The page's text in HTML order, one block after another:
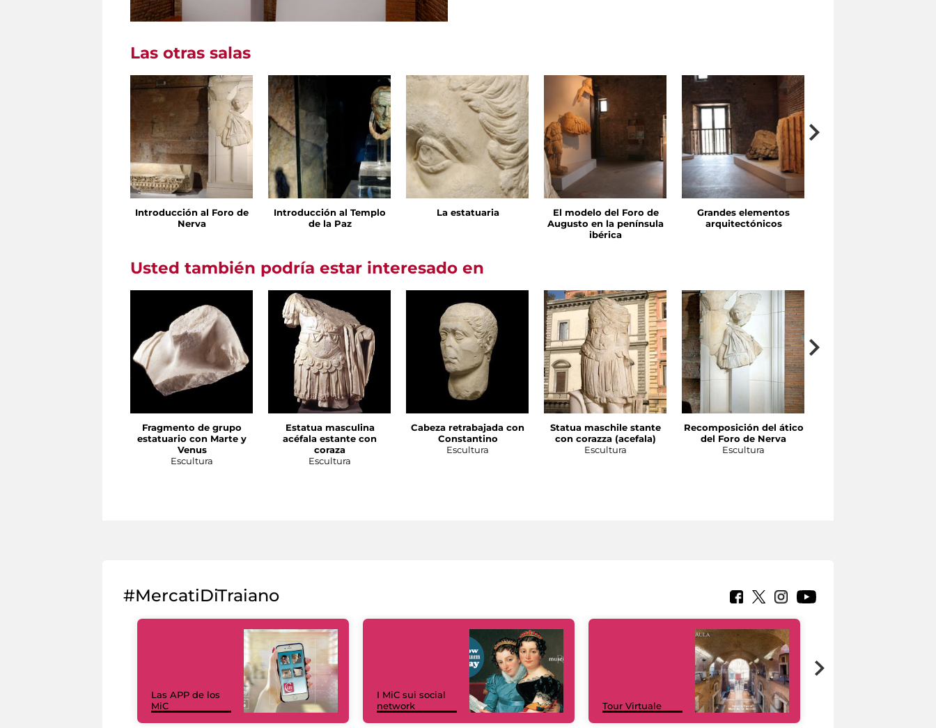
Las otras salas
Introducción al Foro de
Nerva
Introducción al Templo
de la Paz
La estatuaria
El modelo del Foro de
Augusto en la península
ibérica
Grandes elementos
arquitectónicos
Usted también podría estar interesado en
Fragmento de grupo
estatuario con Marte y
Venus
Escultura
Estatua masculina
acéfala estante con
coraza
Escultura
Cabeza retrabajada con
Constantino
Escultura
Statua maschile stante
con corazza (acefala)
Escultura
Recomposición del ático
del Foro de Nerva
Escultura
#MercatiDiTraiano
Las APP de los
MiC
I MiC sui social
network
Tour Virtuale